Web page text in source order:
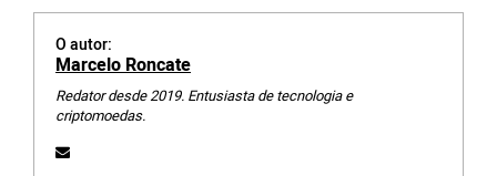
O autor:
Marcelo Roncate
Redator desde 2019. Entusiasta de tecnologia e
criptomoedas.